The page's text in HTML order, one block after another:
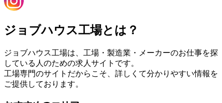
ジョブハウス工場とは？
ジョブハウス工場は、工場・製造業・メーカーのお仕事を探
している人のための求人サイトです。
工場専門のサイトだからこそ、詳しくて分かりやすい情報を
ご提供しております。